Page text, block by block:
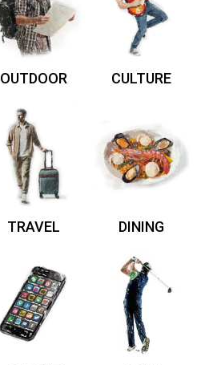
OUTDOOR CULTURE
TRAVEL DINING